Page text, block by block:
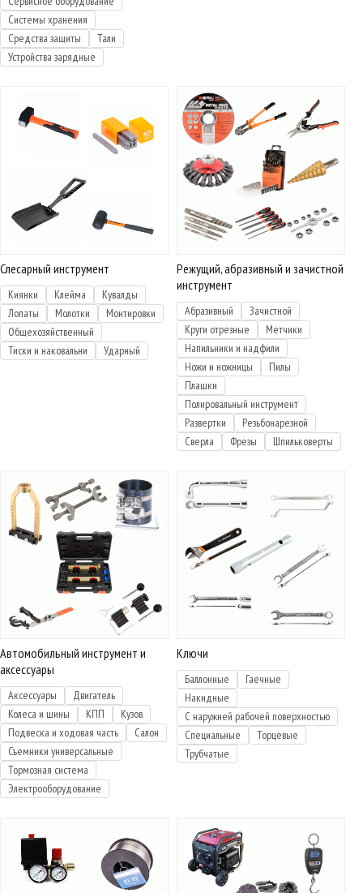
Системы хранения
Средства защиты
Тали
Устройства зарядные
Слесарный инструмент
Киянки Клейма
Кувалды
Лопаты
Молотки
Монтировки
Общехозяйственный
Тиски и наковальни
Ударный
Режущий, абразивный и зачистной
инструмент
Абразивный
Зачистной
Круги отрезные
Метчики
Напильники и надфили
Ножи и ножницы
Пилы
Плашки
Полировальный инструмент
Развертки
Резьбонарезной
Сверла
Фрезы Шпильковерты
Автомобильный инструмент и
аксессуары
Аксессуары
Двигатель
Колеса и шины
КПП
Кузов
Подвеска и ходовая часть
Салон
Съемники универсальные
Тормозная система
Электрооборудование
Ключи
Баллонные
Гаечные
Накидные
С наружней рабочей поверхностью
Специальные
Торцевые
Трубчатые